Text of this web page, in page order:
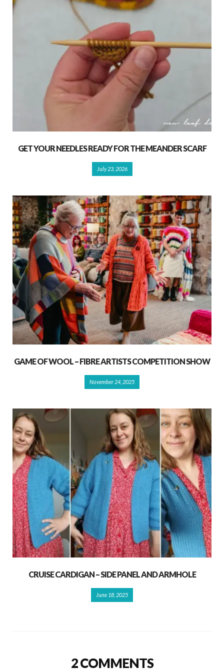
GET YOUR NEEDLES READY FOR THE MEANDER SCARF
July 23, 2026
GAME OF WOOL – FIBRE ARTISTS COMPETITION SHOW
November 24, 2025
CRUISE CARDIGAN – SIDE PANEL AND ARMHOLE
June 18, 2025
2 COMMENTS